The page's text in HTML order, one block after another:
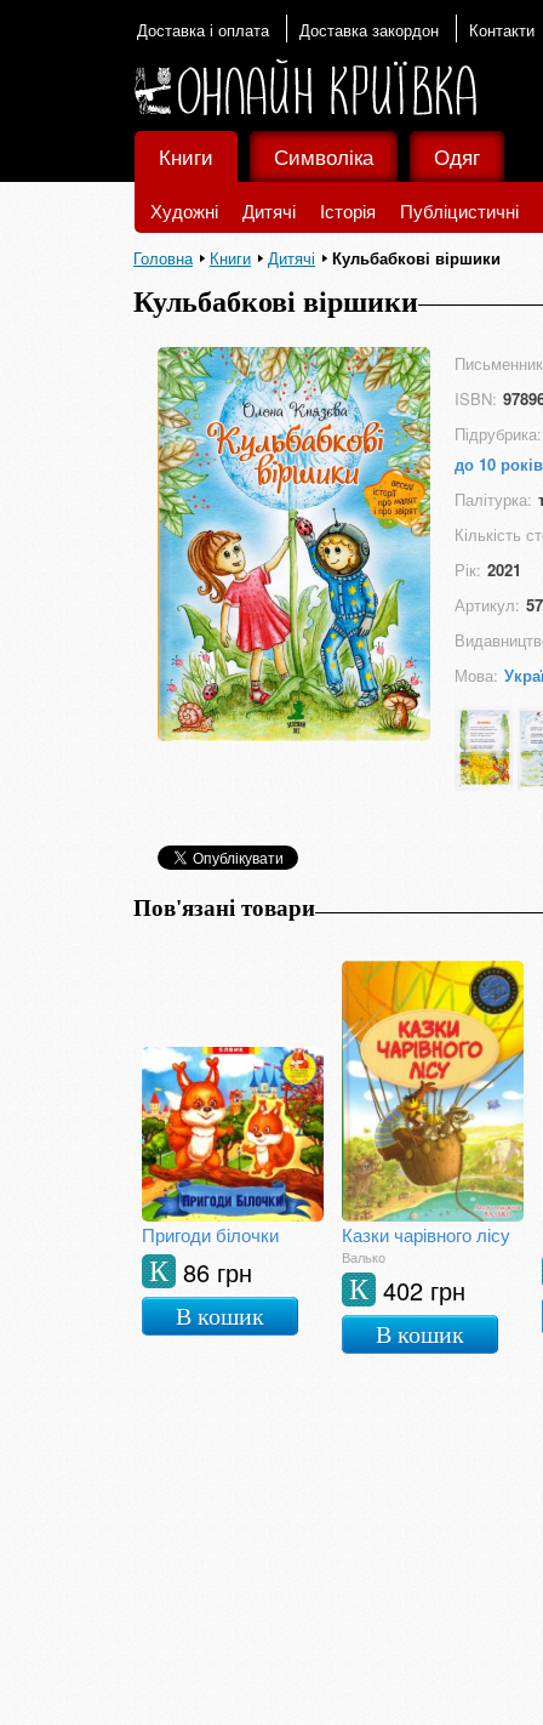
Доставка і оплата Доставка закордон Контакти
Книги
Художні Дитячі Історія Публіцистичні
Символіка Одяг
Головна Книги Дитячі Кульбабкові віршики
Кульбабкові віршики
ISBN:
Підрубрика:
до 10 років
Палітурка:
Кількість
Рік: 2021
Артикул:
Мова:
Пов'язані товари
Пригоди білочки
86 грн
К
В кошик
Казки чарівного лісу
Валько
402 грн
К
В кошик